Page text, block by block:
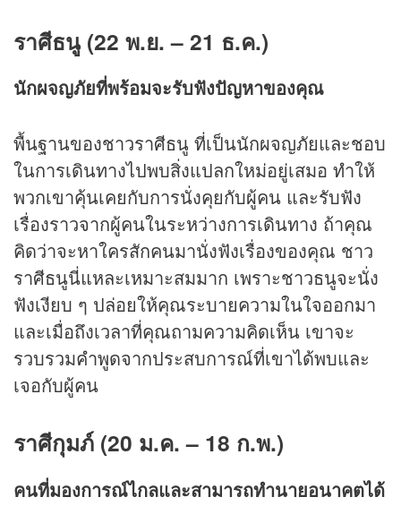
ราศีธนู (22 พ.ย. – 21 ธ.ค.)
นักผจญภัยที่พร้อมจะรับฟังปัญหาของคุณ
พื้นฐานของชาวราศีธนู ที่เป็นนักผจญภัยและชอบ
ในการเดินทางไปพบสิ่งแปลกใหม่อยู่เสมอ ทำให้
พวกเขาคุ้นเคยกับการนั่งคุยกับผู้คน และรับฟัง
เรื่องราวจากผู้คนในระหว่างการเดินทาง ถ้าคุณ
คิดว่าจะหาใครสักคนมานั่งฟังเรื่องของคุณ ชาว
ราศีธนูนี่แหละเหมาะสมมาก เพราะชาวธนูจะนั่ง
ฟังเงียบ ๆ ปล่อยให้คุณระบายความในใจออกมา
และเมื่อถึงเวลาที่คุณถามความคิดเห็น เขาจะ
รวบรวมคำพูดจากประสบการณ์ที่เขาได้พบและ
เจอกับผู้คน
ราศีกุมภ์ (20 ม.ค. – 18 ก.พ.)
คนที่มองการณ์ไกลและสามารถทำนายอนาคตได้